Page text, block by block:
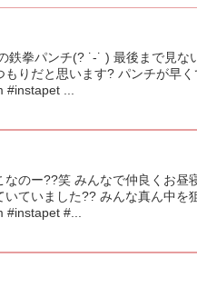
鉄拳パンチ(? ˙-˙ ) 最後まで見
もりだと思います? パンチが早
#instapet ...
なのー??笑 みんなで仲良くお
いていました?? みんな真ん中
#...